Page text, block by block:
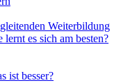
Weiterbildung
es sich am besten?
ist besser?